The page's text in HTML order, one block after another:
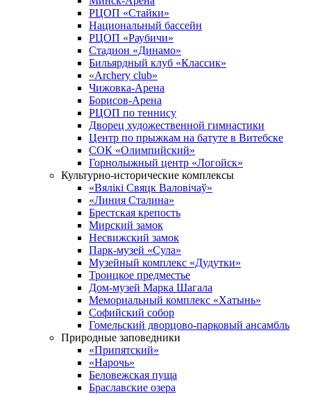
РЦОП «Стайки»
Национальный бассейн
РЦОП «Раубичи»
Стадион «Динамо»
Бильярдный клуб «Классик»
«Archery club»
Чижовка-Арена
Борисов-Арена
РЦОП по теннису
Дворец художественной гимнастики
Центр по прыжкам на батуте в Витебске
СОК «Олимпийский»
Горнолыжный центр «Логойск»
Культурно-исторические комплексы
«Вялікі Свяцк Валовічаў»
«Линия Сталина»
Брестская крепость
Мирский замок
Несвижский замок
Парк-музей «Сула»
Музейный комплекс «Дудутки»
Троицкое предместье
Дом-музей Марка Шагала
Мемориальный комплекс «Хатынь»
Софийский собор
Гомельский дворцово-парковый ансамбль
Природные заповедники
«Припятский»
«Нарочь»
Беловежская пуща
Браславские озера